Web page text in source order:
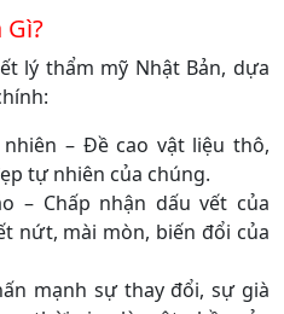
Gì?
lý thẩm mỹ Nhật Bản, dựa
– Đề cao vật liệu thô,
tự nhiên của chúng.
– Chấp nhận dấu vết của
nứt, mài mòn, biến đổi của
mạnh sự thay đổi, sự già